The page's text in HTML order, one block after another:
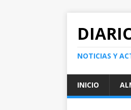
NOTICIAS Y
INICIO